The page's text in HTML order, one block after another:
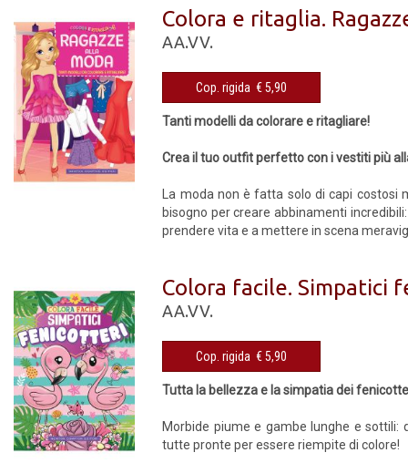
Colora e ritaglia.
AA.VV.
Cop. rigida € 5,90
Tanti modelli da colorare e ritagliare!
Crea il tuo outfit perfetto con i vestiti più
La moda non è fatta solo di capi
bisogno per creare abbinamenti
prendere vita e a mettere in scena
Colora facile. Simpatici
AA.VV.
Cop. rigida € 5,90
Tutta la bellezza e la simpatia dei
Morbide piume e gambe lunghe e
tutte pronte per essere riempite di colore!